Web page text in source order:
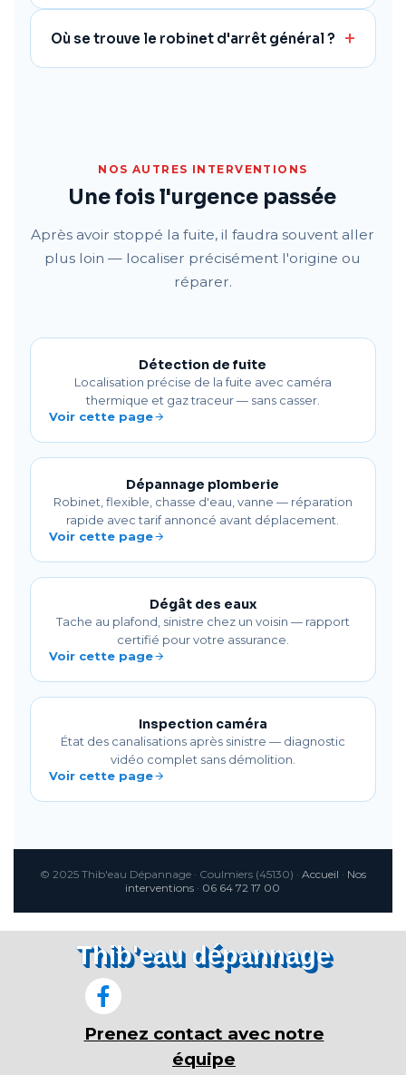
Où se trouve le robinet d'arrêt général ?
NOS AUTRES INTERVENTIONS
Une fois l'urgence passée
Après avoir stoppé la fuite, il faudra souvent aller
plus loin — localiser précisément l'origine ou
réparer.
Détection de fuite
Localisation précise de la fuite avec caméra
thermique et gaz traceur — sans casser.
Voir cette page
Dépannage plomberie
Robinet, flexible, chasse d'eau, vanne — réparation
rapide avec tarif annoncé avant déplacement.
Voir cette page
Dégât des eaux
Tache au plafond, sinistre chez un voisin — rapport
certifié pour votre assurance.
Voir cette page
Inspection caméra
État des canalisations après sinistre — diagnostic
vidéo complet sans démolition.
Voir cette page
© 2025 Thib'eau Dépannage · Coulmiers (45130) · Accueil · Nos
interventions · 06 64 72 17 00
Thib'eau dépannage
Prenez contact avec notre
équipe